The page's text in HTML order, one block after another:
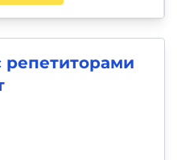
репетиторами